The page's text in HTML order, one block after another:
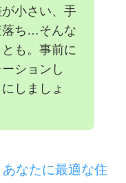
小さい、手
落ち…そんな
も。事前に
ションし
しましょ
なたに最適な住